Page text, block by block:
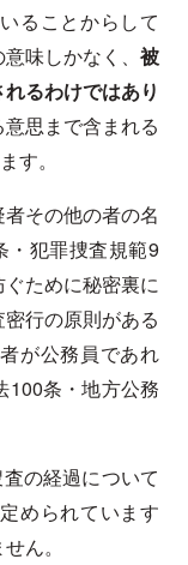
ることからして
味しかなく、 被
るわけではあり
思まで含まれる
す。
その他の者の名
・犯罪捜査規範9
ために秘密裏に
行の原則がある
が公務員であれ
100条・地方公務
の経過について
められています
ん。